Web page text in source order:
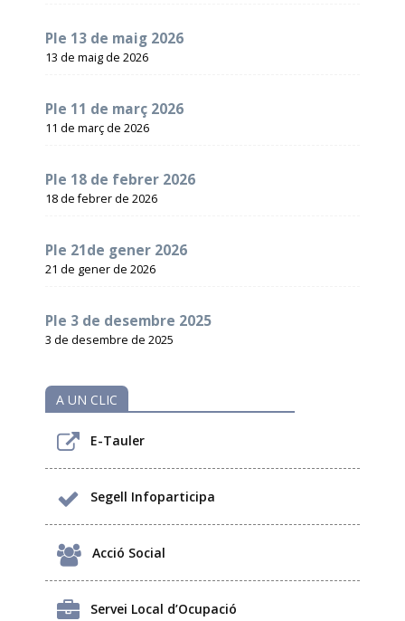
Ple 13 de maig 2026
13 de maig de 2026
Ple 11 de març 2026
11 de març de 2026
Ple 18 de febrer 2026
18 de febrer de 2026
Ple 21de gener 2026
21 de gener de 2026
Ple 3 de desembre 2025
3 de desembre de 2025
A UN CLIC
E-Tauler
Segell Infoparticipa
Acció Social
Servei Local d’Ocupació